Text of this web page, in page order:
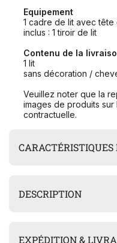
Equipement
1 cadre de lit avec
inclus : 1 tiroir de lit
Contenu de la
1 lit
sans décoration /
Veuillez noter que la
images de produits
contractuelle.
DESCRIPTION
EXPÉDITION &